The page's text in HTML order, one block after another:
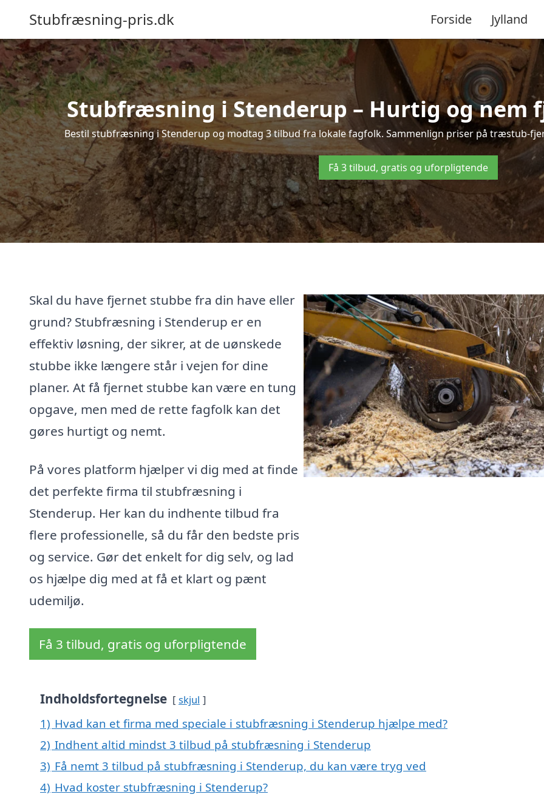
Stubfræsning-pris.dk Forside Jylland
Stubfræsning i Stenderup – Hurtig og
Bestil stubfræsning i Stenderup og modtag 3 tilbud fra lokale fagfolk. Sammenlign priser på træstub-
Få 3 tilbud, gratis og uforpligtende
Skal du have fjernet stubbe fra din have eller
grund? Stubfræsning i Stenderup er en
effektiv løsning, der sikrer, at de uønskede
stubbe ikke længere står i vejen for dine
planer. At få fjernet stubbe kan være en tung
opgave, men med de rette fagfolk kan det
gøres hurtigt og nemt.
På vores platform hjælper vi dig med at finde
det perfekte firma til stubfræsning i
Stenderup. Her kan du indhente tilbud fra
flere professionelle, så du får den bedste pris
og service. Gør det enkelt for dig selv, og lad
os hjælpe dig med at få et klart og pænt
udemiljø.
Få 3 tilbud, gratis og uforpligtende
Indholdsfortegnelse skjul
1) Hvad kan et firma med speciale i stubfræsning i Stenderup hjælpe med?
2) Indhent altid mindst 3 tilbud på stubfræsning i Stenderup
3) Få nemt 3 tilbud på stubfræsning i Stenderup, du kan være tryg ved
4) Hvad koster stubfræsning i Stenderup?